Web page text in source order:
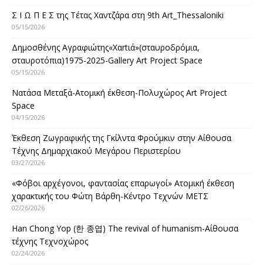
Σ Ι Ω Π Ε Σ της Τέτας Χαντζάρα στη 9th Art_Thessaloniki
05/15/2026
Δημοσθένης Αγραφιώτης«Xαrtιά»(σταυροδρόμια,
σταυροτόπια)1975-2025-Gallery Art Project Space
05/15/2026
Νατάσα Μεταξά-Ατομική έκθεση-Πολυχώρος Art Project
Space
04/15/2026
Έκθεση Ζωγραφικής της Γκίλντα Φρούμκιν στην Αίθουσα
Τέχνης Δημαρχιακού Μεγάρου Περιστερίου
03/27/2026
«Φόβοι αρχέγονοι, φαντασίας επαρωγοί» Ατομική έκθεση
χαρακτικής του Φώτη Βάρθη-Κέντρο Τεχνών ΜΕΤΣ
02/26/2026
Han Chong Yop (한 종엽) The revival of humanism-Αίθουσα
τέχνης Τεχνοχώρος
02/24/2026